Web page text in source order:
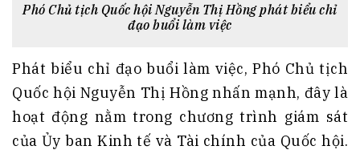
Phó Chủ tịch Quốc hội Nguyễn Thị Hồng phát biểu chỉ
đạo buổi làm việc
Phát biểu chỉ đạo buổi làm việc, Phó Chủ tịch
Quốc hội Nguyễn Thị Hồng nhấn mạnh, đây là
hoạt động nằm trong chương trình giám sát
của Ủy ban Kinh tế và Tài chính của Quốc hội.